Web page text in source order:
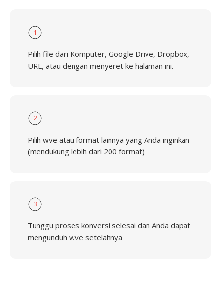
1
Pilih file dari Komputer, Google Drive, Dropbox,
URL, atau dengan menyeret ke halaman ini.
2
Pilih wve atau format lainnya yang Anda inginkan
(mendukung lebih dari 200 format)
3
Tunggu proses konversi selesai dan Anda dapat
mengunduh wve setelahnya